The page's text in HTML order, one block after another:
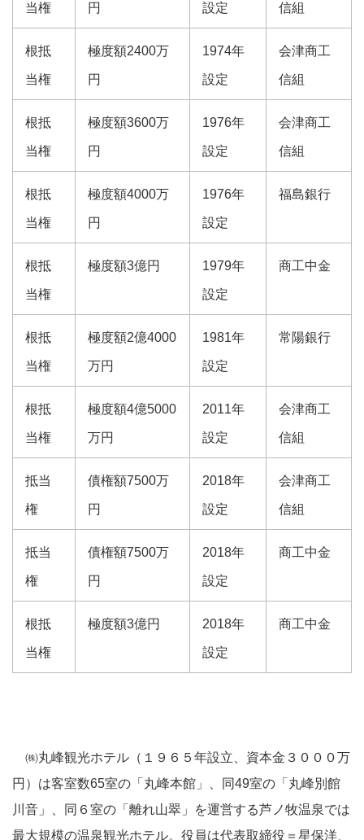
当権 円 設定 信組
根抵
当権
極度額2400万
円
1974年
設定
会津商工
信組
根抵
当権
極度額3600万
円
1976年
設定
会津商工
信組
根抵
当権
極度額4000万
円
1976年
設定
福島銀行
根抵
当権
極度額3億円 1979年
設定
商工中金
根抵
当権
極度額2億4000
万円
1981年
設定
常陽銀行
根抵
当権
極度額4億5000
万円
2011年
設定
会津商工
信組
抵当
権
債権額7500万
円
2018年
設定
会津商工
信組
抵当
権
債権額7500万
円
2018年
設定
商工中金
根抵
当権
極度額3億円 2018年
設定
商工中金
㈱丸峰観光ホテル（１９６５年設立、資本金３０００万
円）は客室数65室の「丸峰本館」、同49室の「丸峰別館
川音」、同６室の「離れ山翠」を運営する芦ノ牧温泉では
最大規模の温泉観光ホテル。役員は代表取締役＝星保洋、